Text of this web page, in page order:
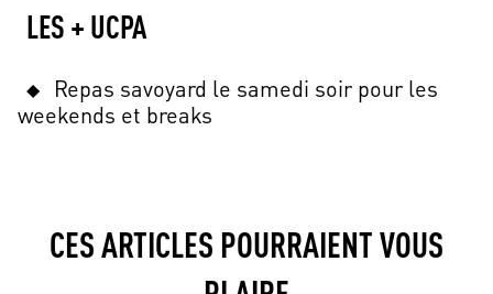
LES + UCPA
Repas savoyard le samedi soir pour les
weekends et breaks
CES ARTICLES POURRAIENT VOUS